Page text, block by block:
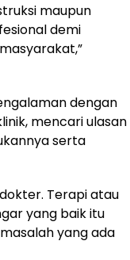
maupun
demi
dengan
mencari ulasan
serta
Terapi atau
yang baik itu
yang ada